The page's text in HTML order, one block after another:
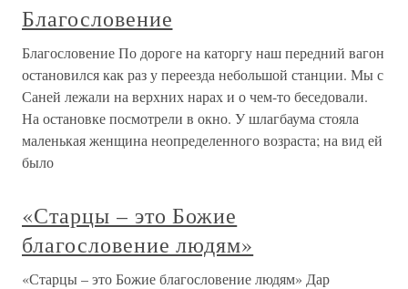
Благословение
Благословение По дороге на каторгу наш передний вагон
остановился как раз у переезда небольшой станции. Мы с
Саней лежали на верхних нарах и о чем-то беседовали.
На остановке посмотрели в окно. У шлагбаума стояла
маленькая женщина неопределенного возраста; на вид ей
было
«Старцы – это Божие
благословение людям»
«Старцы – это Божие благословение людям» Дар